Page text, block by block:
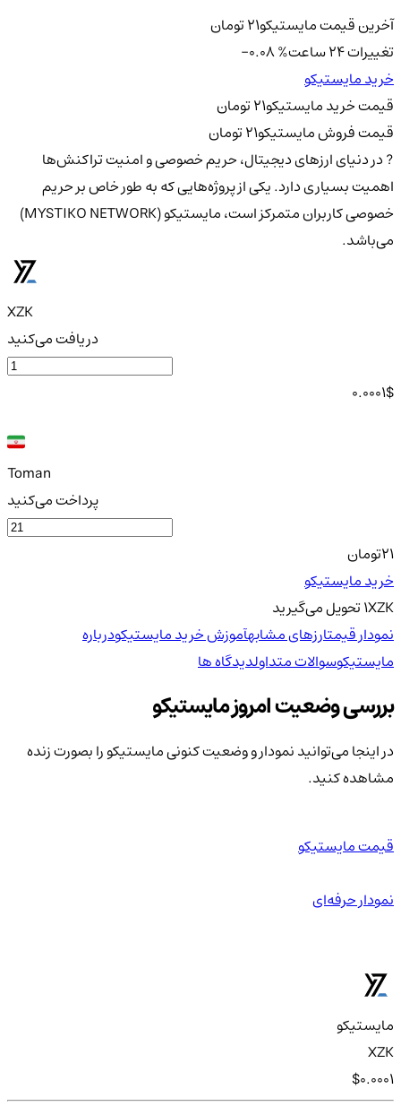
آخرین قیمت مایستیکو21تومان
تغییرات 24 ساعت
-0.08%
خرید مایستیکو
قیمت خرید مایستیکو21تومان
قیمت فروش مایستیکو21تومان
? در دنیای ارزهای دیجیتال، حریم خصوصی و امنیت تراکنش‌ها
اهمیت بسیاری دارد. یکی از پروژه‌هایی که به طور خاص بر حریم
خصوصی کاربران متمرکز است، مایستیکو (MYSTIKO NETWORK)
می‌باشد.
XZK
دریافت می‌کنید
0.0001$
Toman
پرداخت می‌کنید
21تومان
خرید مایستیکو
1XZKتحویلمی‌گیرید
نمودار قیمتارزهای مشابهآموزش خرید مایستیکودرباره
مایستیکوسوالات متداولدیدگاه ها
بررسی وضعیت امروز مایستیکو
در اینجا می‌توانید نمودار و وضعیت کنونی مایستیکو را بصورت زنده
مشاهده کنید.
قیمت مایستیکو
نمودار حرفه‌ای
مایستیکو
XZK
$0.0001